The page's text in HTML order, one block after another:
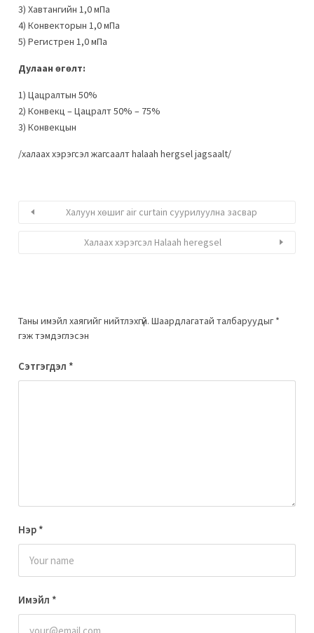
3) Хавтангийн 1,0 мПа
4) Конвекторын 1,0 мПа
5) Регистрен 1,0 мПа
Дулаан өгөлт:
1) Цацралтын 50%
2) Конвекц – Цацралт 50% – 75%
3) Конвекцын
/халаах хэрэгсэл жагсаалт halaah hergsel jagsaalt/
Халуун хөшиг air curtain суурилуулна засвар
Халаах хэрэгсэл Halaah heregsel
Таны имэйл хаягийг нийтлэхгүй. Шаардлагатай талбаруудыг *
гэж тэмдэглэсэн
Сэтгэгдэл *
Нэр *
Имэйл *